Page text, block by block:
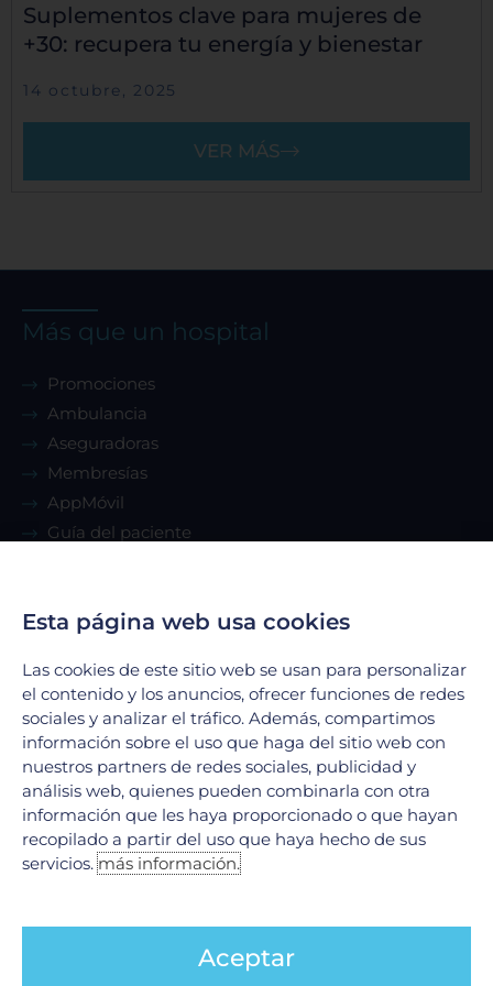
Suplementos clave para mujeres de
+30: recupera tu energía y bienestar
14 octubre, 2025
VER MÁS
Más que un hospital
Promociones
Ambulancia
Aseguradoras
Membresías
AppMóvil
Guía del paciente
Servicios
Urgencias
Laboratorio Clínico
Laboratorio de Biología Molecular
Hospitalización
Imagenología
Hemodinamia
Ver todos
Esta página web usa cookies
Las cookies de este sitio web se usan para personalizar
el contenido y los anuncios, ofrecer funciones de redes
sociales y analizar el tráfico. Además, compartimos
información sobre el uso que haga del sitio web con
nuestros partners de redes sociales, publicidad y
análisis web, quienes pueden combinarla con otra
información que les haya proporcionado o que hayan
recopilado a partir del uso que haya hecho de sus
servicios.más información.
Aceptar